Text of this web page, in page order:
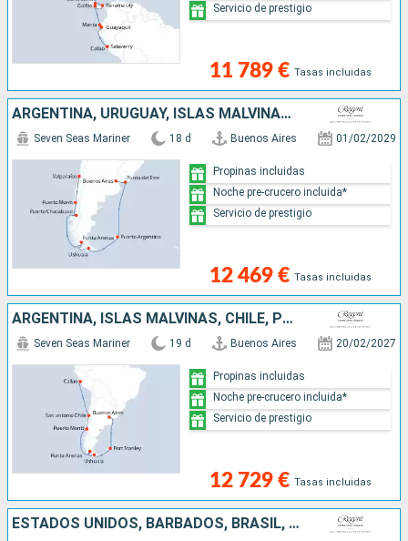
11 789 € Tasas incluidas
Servicio de prestigio
ARGENTINA, URUGUAY, ISLAS MALVINAS, CHILE
Seven Seas Mariner 18 d Buenos Aires 01/02/2029
12 469 € Tasas incluidas
Propinas incluidas
Noche pre-crucero incluida*
Servicio de prestigio
ARGENTINA, ISLAS MALVINAS, CHILE, PERÚ
Seven Seas Mariner 19 d Buenos Aires 20/02/2027
12 729 € Tasas incluidas
Propinas incluidas
Noche pre-crucero incluida*
Servicio de prestigio
ESTADOS UNIDOS, BARBADOS, BRASIL, URUGUAY, ARGENTINA